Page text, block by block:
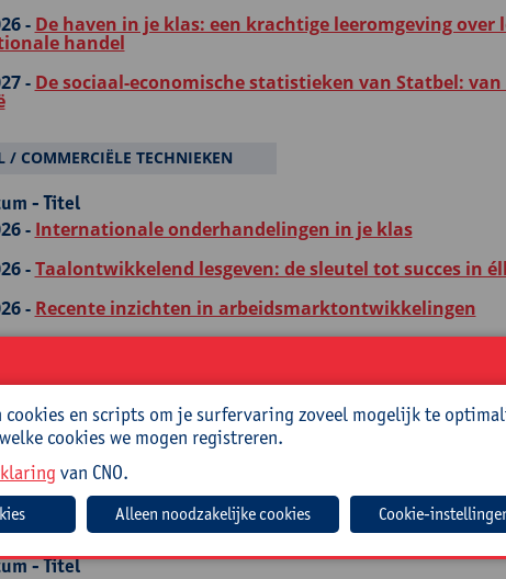
- De haven in je klas: een krachtige leeromgeving
handel
- De sociaal-economische statistieken van Statbel:
/ COMMERCIËLE TECHNIEKEN
- Titel
- Internationale onderhandelingen in je klas
-Taalontwikkelend lesgeven: de sleutel tot succes in
- Recente inzichten in arbeidsmarktontwikkelingen
-De haven in je klas: een krachtige leeromgeving
handel
-De sociaal-economische statistieken van Statbel:
- Titel
cookies en scripts om je surfervaring zoveel mogelijk te
cookies we mogen registreren.
van CNO.
Cookie-